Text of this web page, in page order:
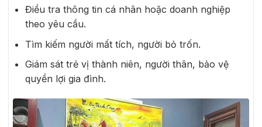
Điều tra thông tin cá nhân hoặc doanh nghiệp
theo yêu cầu.
Tìm kiếm người mất tích, người bỏ trốn.
Giám sát trẻ vị thành niên, người thân, bảo vệ
quyền lợi gia đình.